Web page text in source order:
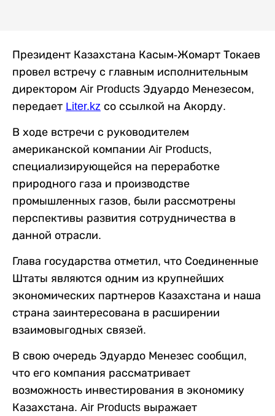
Президент Казахстана Касым-Жомарт Токаев
провел встречу с главным исполнительным
директором Air Products Эдуардо Менезесом,
передает Liter.kz со ссылкой на Акорду.
В ходе встречи с руководителем
американской компании Air Products,
специализирующейся на переработке
природного газа и производстве
промышленных газов, были рассмотрены
перспективы развития сотрудничества в
данной отрасли.
Глава государства отметил, что Соединенные
Штаты являются одним из крупнейших
экономических партнеров Казахстана и наша
страна заинтересована в расширении
взаимовыгодных связей.
В свою очередь Эдуардо Менезес сообщил,
что его компания рассматривает
возможность инвестирования в экономику
Казахстана. Air Products выражает